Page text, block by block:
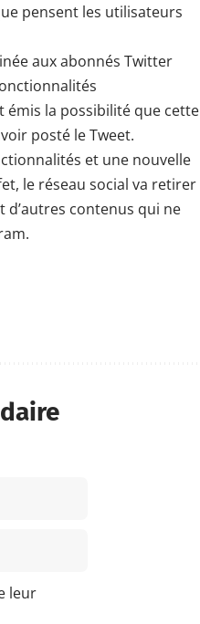
pensent les utilisateurs
aux abonnés Twitter
émis la possibilité que cette
posté le Tweet.
et une nouvelle
le réseau social va retirer
contenus qui ne
leur